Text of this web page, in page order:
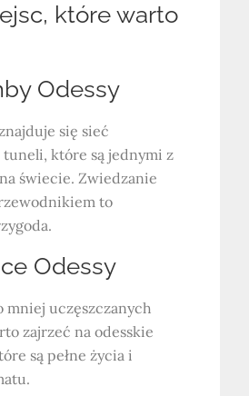
które warto
Odessy
się sieć
które są jednymi z
świecie. Zwiedzanie
to
Odessy
mniej uczęszczanych
zajrzeć na odesskie
są pełne życia i